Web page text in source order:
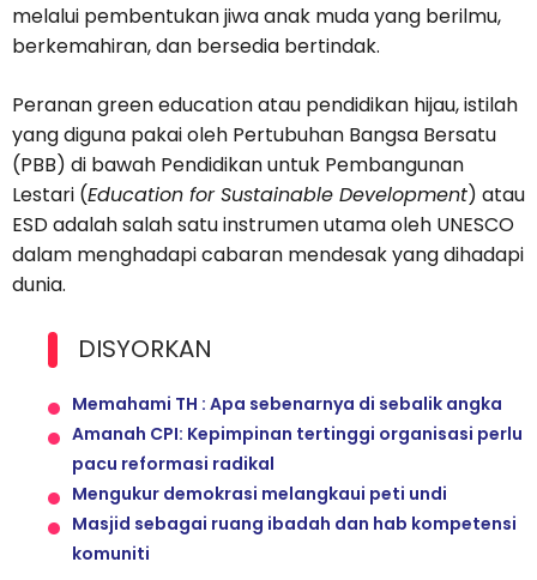
melalui pembentukan jiwa anak muda yang berilmu,
berkemahiran, dan bersedia bertindak.
Peranan green education atau pendidikan hijau, istilah
yang diguna pakai oleh Pertubuhan Bangsa Bersatu
(PBB) di bawah Pendidikan untuk Pembangunan
Lestari (Education for Sustainable Development) atau
ESD adalah salah satu instrumen utama oleh UNESCO
dalam menghadapi cabaran mendesak yang dihadapi
dunia.
DISYORKAN
Memahami TH : Apa sebenarnya di sebalik angka
Amanah CPI: Kepimpinan tertinggi organisasi perlu
pacu reformasi radikal
Mengukur demokrasi melangkaui peti undi
Masjid sebagai ruang ibadah dan hab kompetensi
komuniti